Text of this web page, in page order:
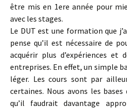
être mis en 1ere année pour
avec les stages.
Le DUT est une formation que
pense qu’il est nécessaire de
acquérir plus d’expériences
entreprises. En effet, un simple
léger. Les cours sont par
certaines. Nous avons les
qu’il faudrait davantage